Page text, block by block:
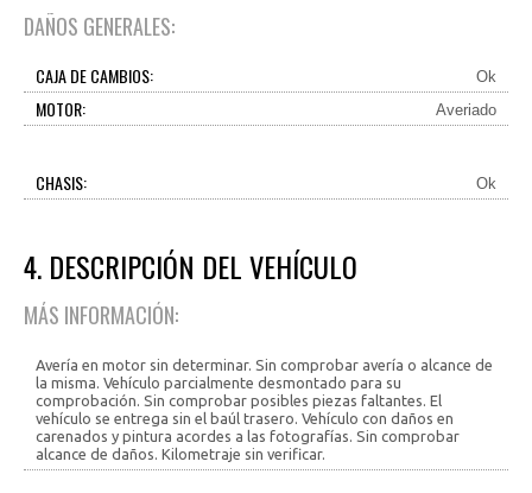
DAÑOS GENERALES:
CAJA DE CAMBIOS: Ok
MOTOR: Averiado
CHASIS: Ok
4. DESCRIPCIÓN DEL VEHÍCULO
MÁS INFORMACIÓN:
Avería en motor sin determinar. Sin comprobar avería o alcance de
la misma. Vehículo parcialmente desmontado para su
comprobación. Sin comprobar posibles piezas faltantes. El
vehículo se entrega sin el baúl trasero. Vehículo con daños en
carenados y pintura acordes a las fotografías. Sin comprobar
alcance de daños. Kilometraje sin verificar.